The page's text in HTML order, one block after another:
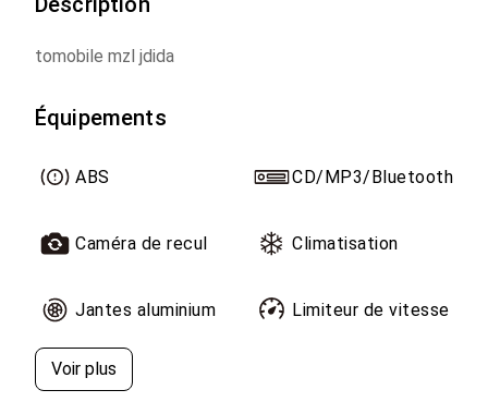
tomobile mzl jdida
Équipements
ABS CD/MP3/Bluetooth
Caméra de recul Climatisation
Jantes aluminium Limiteur de vitesse
Voir plus